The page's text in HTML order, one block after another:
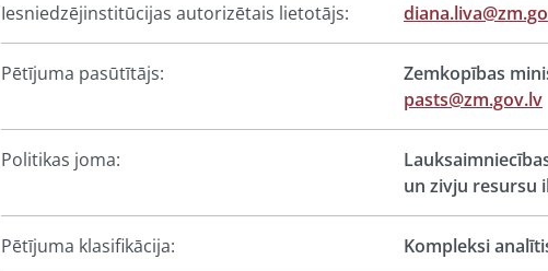
Iesniedzējinstitūcijas autorizētais lietotājs:
Pētījuma pasūtītājs:
Zemkopības
pasts@zm.gov.lv
Politikas joma:
un zivju resursu
Pētījuma klasifikācija: Kompleksi